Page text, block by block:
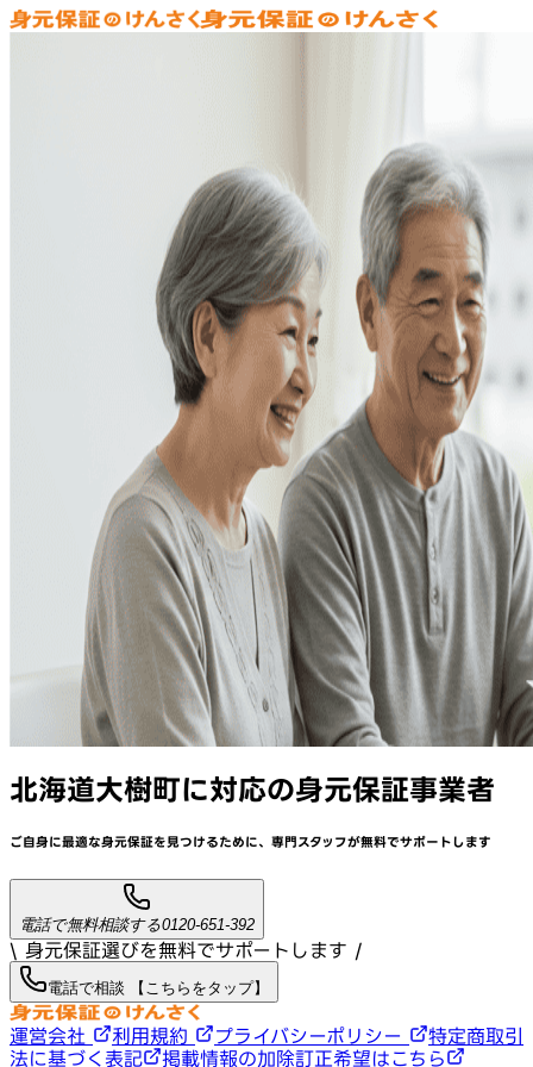
北海道大樹町に対応の身元保証事業者
ご自身に最適な身元保証を見つけるために、 専門スタッフが無料でサポートします
電話で無料相談する0120-651-392
\ 身元保証選びを無料でサポートします /
電話で相談 【こちらをタップ】
運営会社 利用規約 プライバシーポリシー
特定商取引
法に基づく表記
掲載情報の加除訂正希望はこちら